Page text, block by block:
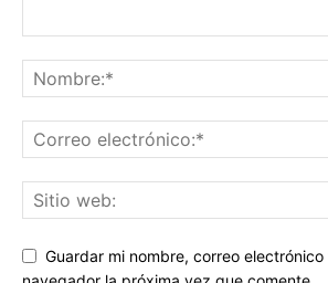
Guardar mi nombre, correo